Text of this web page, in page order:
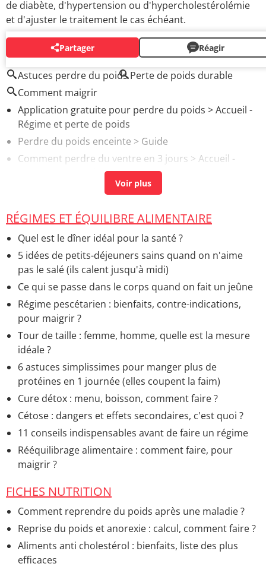
de diabète, d'hypertension ou d'hypercholestérolémie
et d'ajuster le traitement le cas échéant.
Partager Réagir
AUTOUR DU MÊME SUJET
Astuces perdre du poids Perte de poids durable
Comment maigrir
Application gratuite pour perdre du poids > Accueil -
Régime et perte de poids
Perdre du poids enceinte > Guide
Comment perdre du ventre en 3 jours > Accueil -
Mincir par zone du corps
RÉGIMES ET ÉQUILIBRE ALIMENTAIRE
Quel est le dîner idéal pour la santé ?
5 idées de petits-déjeuners sains quand on n'aime
pas le salé (ils calent jusqu'à midi)
Ce qui se passe dans le corps quand on fait un jeûne
Régime pescétarien : bienfaits, contre-indications,
pour maigrir ?
Tour de taille : femme, homme, quelle est la mesure
idéale ?
6 astuces simplissimes pour manger plus de
protéines en 1 journée (elles coupent la faim)
Cure détox : menu, boisson, comment faire ?
Cétose : dangers et effets secondaires, c'est quoi ?
11 conseils indispensables avant de faire un régime
Rééquilibrage alimentaire : comment faire, pour
maigrir ?
FICHES NUTRITION
Comment reprendre du poids après une maladie ?
Reprise du poids et anorexie : calcul, comment faire ?
Aliments anti cholestérol : bienfaits, liste des plus
efficaces